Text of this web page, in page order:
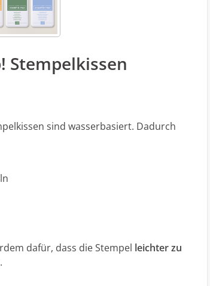
Stempelkissen
sind wasserbasiert. Dadurch
dafür, dass die Stempel leichter zu